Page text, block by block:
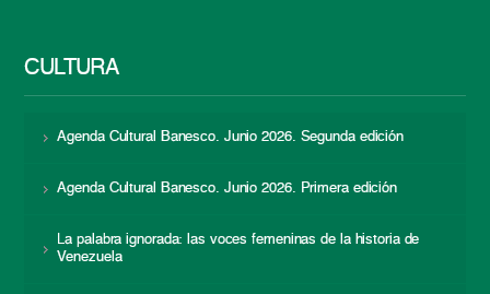
CULTURA
Agenda Cultural Banesco. Junio 2026. Segunda edición
Agenda Cultural Banesco. Junio 2026. Primera edición
La palabra ignorada: las voces femeninas de la historia de
Venezuela